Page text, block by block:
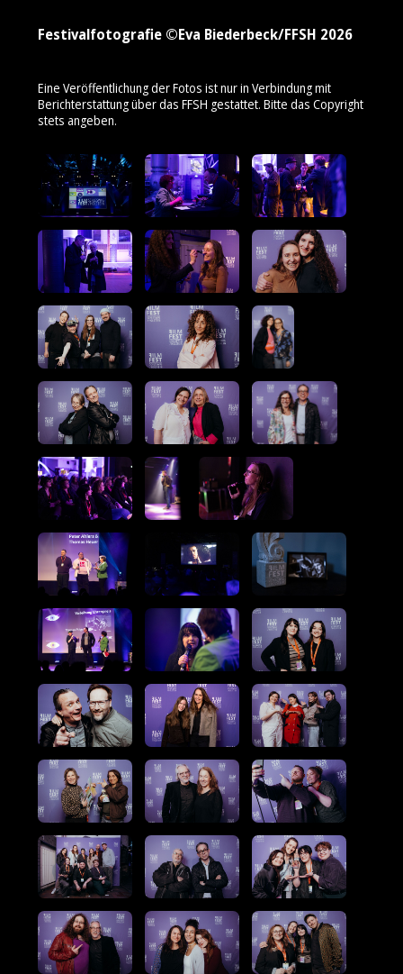
Festivalfotografie ©Eva Biederbeck/FFSH 2026
Eine Veröffentlichung der Fotos ist nur in Verbindung mit
Berichterstattung über das FFSH gestattet. Bitte das Copyright
stets angeben.